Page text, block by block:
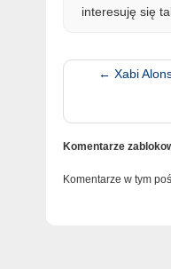
interesuję się
← Xabi
Komentarze
Komentarze w tym